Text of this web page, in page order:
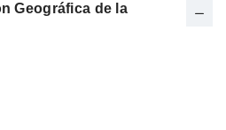
Geográfica de la